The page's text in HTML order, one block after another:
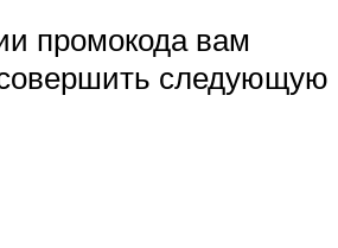
промокода вам
следующую